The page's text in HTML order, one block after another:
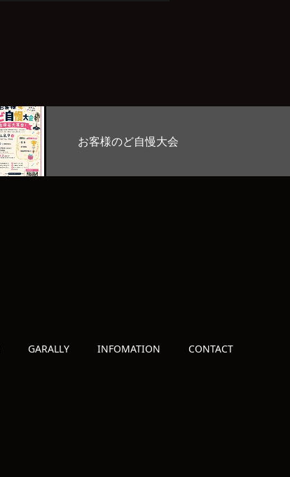
GARALLY INFOMATION CONTACT